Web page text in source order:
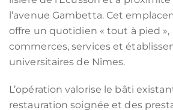
l’avenue Gambetta. Cet
offre un quotidien « tout à pied »,
commerces, services et
universitaires de Nîmes.
L’opération valorise le bâti
restauration soignée et des